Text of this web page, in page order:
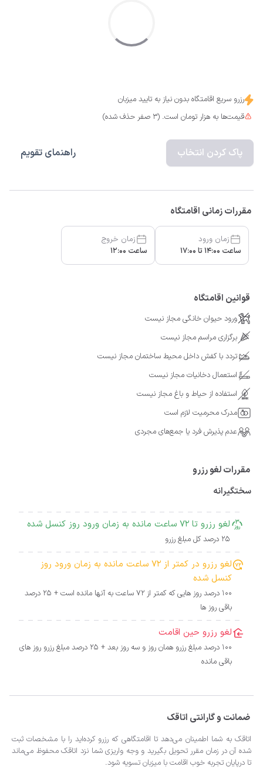
رزرو سریع اقامتگاه بدون نیاز به تایید میزبان
قیمت‌ها به هزار تومان است. (3 صفر حذف شده)
پاک کردن انتخاب راهنمای تقویم
مقررات زمانی اقامتگاه
زمان ورود
ساعت 14:00 تا 17:00
زمان خروج
ساعت 12:00
قوانین اقامتگاه
ورود حیوان خانگی مجاز نیست
برگزاری مراسم مجاز نیست
تردد با کفش داخل محیط ساختمان مجاز نیست
استعمال دخانیات مجاز نیست
استفاده از حیاط و باغ مجاز نیست
مدرک محرمیت لازم است
عدم پذیرش فرد یا جمع‌های مجردی
مقررات لغو رزرو
سختگیرانه
لغو رزرو تا 72 ساعت مانده به زمان ورود روز کنسل شده
25 درصد کل مبلغ رزرو
لغو رزرو در کمتر از 72 ساعت مانده به زمان ورود روز
کنسل شده
100 درصد روز هایی که کمتر از 72 ساعت به آنها مانده است + 25 درصد
باقی روز ها
لغو رزرو حین اقامت
100 درصد مبلغ رزرو همان روز و سه روز بعد + 25 درصد مبلغ رزرو روز های
باقی مانده
ضمانت و گارانتی اتاقک
اتاقک به شما اطمینان می‌دهد تا اقامتگاهی که رزرو کرده‌اید را با مشخصات ثبت
شده آن در زمان مقرر تحویل بگیرید و وجه واریزی شما نزد اتاقک محفوظ می‌ماند
تا درپایان تجربه خوب اقامت با میزبان تسویه شود.